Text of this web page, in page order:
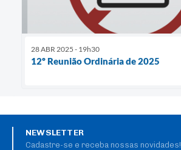
28 ABR 2025 - 19h30
12º Reunião Ordinária de 2025
NEWSLETTER
Cadastre-se e receba nossas novidades!